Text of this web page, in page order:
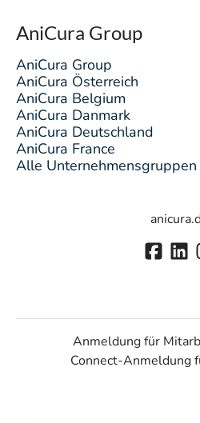
AniCura Group
AniCura Group
AniCura Österreich
AniCura Belgium
AniCura Danmark
AniCura Deutschland
AniCura France
Alle Unternehmensgruppen
Anmeldung für
Connect-Anmeldung